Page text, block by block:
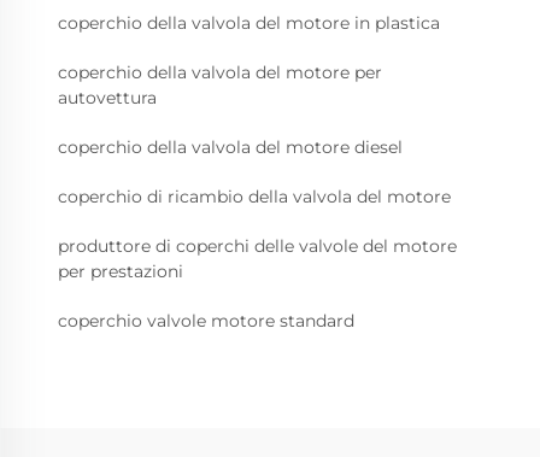
coperchio della valvola del motore in plastica
coperchio della valvola del motore per
autovettura
coperchio della valvola del motore diesel
coperchio di ricambio della valvola del motore
produttore di coperchi delle valvole del motore
per prestazioni
coperchio valvole motore standard